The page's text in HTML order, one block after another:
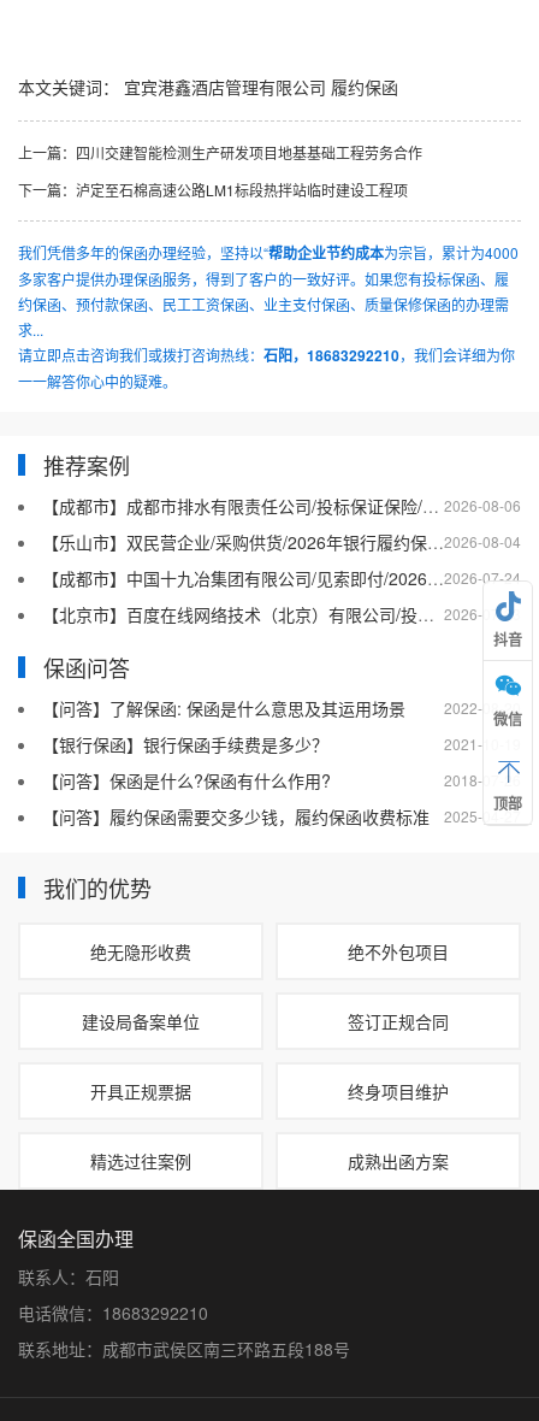
本文关键词： 宜宾港鑫酒店管理有限公司 履约保函
上一篇： 四川交建智能检测生产研发项目地基基础工程劳务合作
下一篇： 泸定至石棉高速公路LM1标段热拌站临时建设工程项
我们凭借多年的保函办理经验，坚持以“帮助企业节约成本为宗旨，累计为4000
多家客户提供办理保函服务，得到了客户的一致好评。如果您有投标保函、履
约保函、预付款保函、民工工资保函、业主支付保函、质量保修保函的办理需
求...
请立即点击咨询我们或拨打咨询热线： 石阳，18683292210，我们会详细为你
一一解答你心中的疑难。
推荐案例
2026-08-06
【成都市】成都市排水有限责任公司/投标保证保险/2026银行投标保函十三
2026-08-04
【乐山市】双民营企业/采购供货/2026年银行履约保函四十二
2026-07-24
【成都市】中国十九冶集团有限公司/见索即付/2026年银行履约保函四十一
2026-07-23
【北京市】百度在线网络技术（北京）有限公司/投标保函/2026银行投标保函十二
保函问答
2022-08-20
【问答】了解保函: 保函是什么意思及其运用场景
2021-10-19
【银行保函】银行保函手续费是多少？
2018-07-26
【问答】保函是什么?保函有什么作用?
2025-04-27
【问答】履约保函需要交多少钱，履约保函收费标准
我们的优势
绝无隐形收费 绝不外包项目
建设局备案单位 签订正规合同
开具正规票据 终身项目维护
精选过往案例 成熟出函方案
保函全国办理
联系人：石阳
电话微信：18683292210
联系地址：成都市武侯区南三环路五段188号
抖音
微信
顶部